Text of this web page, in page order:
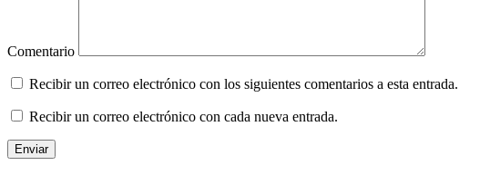
Comentario
Recibir un correo electrónico con los siguientes comentarios a esta entrada.
Recibir un correo electrónico con cada nueva entrada.